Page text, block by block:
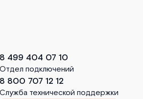
8 499 404 07 10
Отдел подключений
8 800 707 12 12
Служба технической поддержки